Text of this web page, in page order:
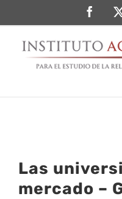
al
contenido
Las
mercado –